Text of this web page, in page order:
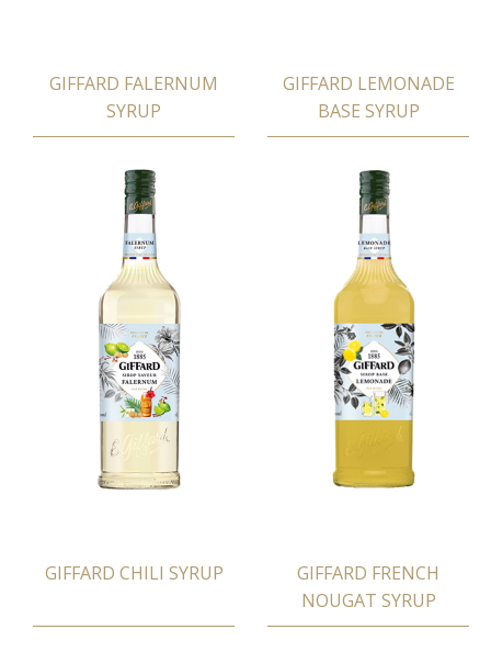
GIFFARD FALERNUM
SYRUP
GIFFARD LEMONADE
BASE SYRUP
GIFFARD CHILI SYRUP
GIFFARD FRENCH
NOUGAT SYRUP